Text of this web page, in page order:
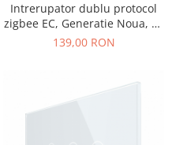
Intrerupator dublu protocol
zigbee EC, Generatie Noua, cu
panou sticla, Livolo
139,00 RON